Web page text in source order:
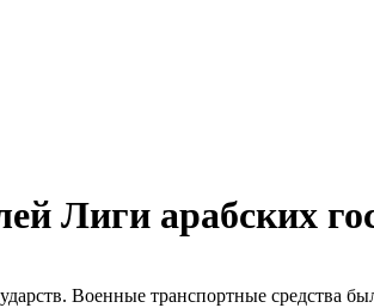
Лиги арабских
Военные транспортные средства